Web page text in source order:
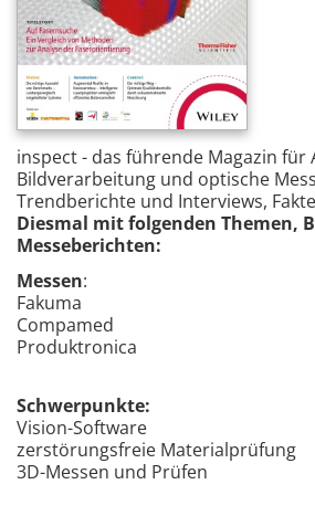
inspect - das führende Magazin für
Bildverarbeitung und optische
Trendberichte und Interviews,
Diesmal mit folgenden Themen,
Messeberichten:
Messen:
Fakuma
Compamed
Produktronica
Schwerpunkte:
Vision-Software
zerstörungsfreie Materialprüfung
3D-Messen und Prüfen